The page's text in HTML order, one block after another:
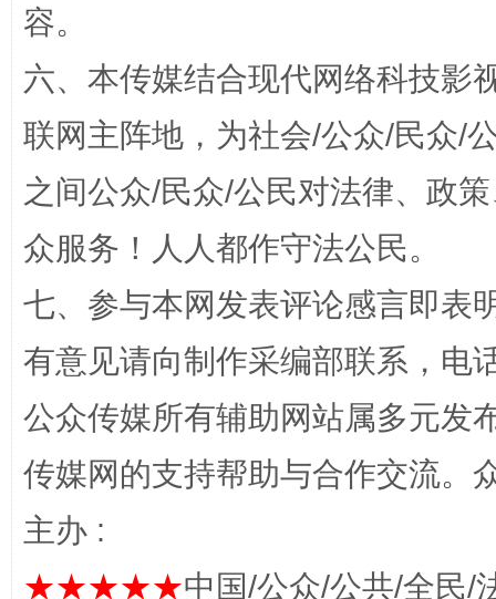
揭开“小金库”的免责幌子
容。
六、本传媒结合现代网络科技影
联网主阵地，为社会/公众/民众/
之间公众/民众/公民对法律、政
众服务！人人都作守法公民。
七、参与本网发表评论感言即表
有意见请向制作采编部联系，电
公众传媒所有辅助网站属多元发
传媒网的支持帮助与合作交流。
主办 :
★★★★★中国/公众/公共/全民/